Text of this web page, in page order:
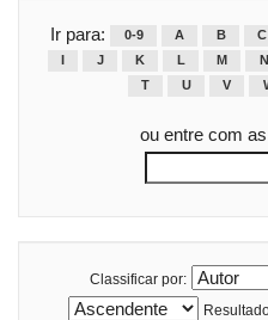
Ir para: 0-9 A B C
J K L M N
T
U V
ou entre com
Classificar por: